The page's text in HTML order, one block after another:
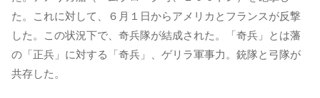
た。これに対して、６月１日からアメリカとフランスが反撃
した。この状況下で、奇兵隊が結成された。「奇兵」とは藩
の「正兵」に対する「奇兵」、ゲリラ軍事力。銃隊と弓隊が
共存した。